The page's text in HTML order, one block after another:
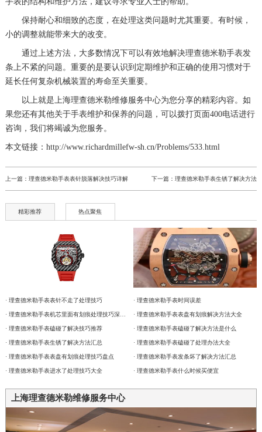
保持耐心和细致的态度，在处理这类问题时尤其重要。有时候，
小的调整就能带来大的改变。
通过上述方法，大多数情况下可以有效地解决理查德米勒手表发
条上不紧的问题。重要的是要认识到定期维护和正确的使用习惯对于
延长任何复杂机械装置的寿命至关重要。
以上就是 上海理查德米勒维修服务中心为您分享的精彩内容。如
果您还有其他关于手表维护和保养的问题，可以拨打页面400电话进行
咨询，我们将竭诚为您服务。
本文链接：http://www.richardmillefw-sh.cn/Problems/533.html
上一篇： 理查德米勒手表表针脱落解决技巧详解 下一篇：理查德米勒手表生锈了解决方法
精彩推荐 热点聚焦
· 理查德米勒手表表针不走了处理技巧
· 理查德米勒手表机芯里面有划痕处理技巧深度解析
· 理查德米勒手表磕碰了解决技巧推荐
· 理查德米勒手表生锈了解决方法汇总
· 理查德米勒手表表盘有划痕处理技巧盘点
· 理查德米勒手表进水了处理技巧大全
· 理查德米勒手表时间误差
· 理查德米勒手表表盘有划痕解决方法大全
· 理查德米勒手表磕碰了解决方法是什么
· 理查德米勒手表磕碰了处理办法大全
· 理查德米勒手表发条坏了解决方法汇总
· 理查德米勒手表什么时候买便宜
上海理查德米勒维修服务中心